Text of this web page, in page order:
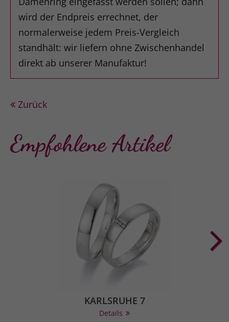
wird der Endpreis errechnet, der
normalerweise jedem Preis-Vergleich
standhält: wir liefern ohne Zwischenhandel
direkt ab unserer Manufaktur!
Zurück
Empfohlene Artikel
KARLSRUHE 7
Details